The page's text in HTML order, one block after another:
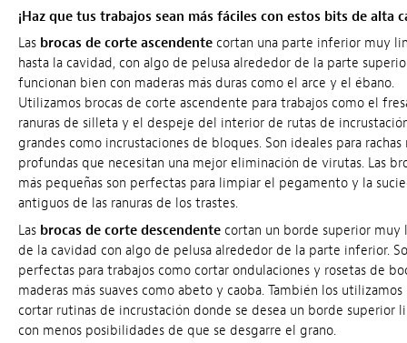
¡Haz que tus trabajos sean más fáciles con estos bits de alta
Las brocas de corte ascendente cortan una parte inferior muy
hasta la cavidad, con algo de pelusa alrededor de la parte
funcionan bien con maderas más duras como el arce y el ébano.
Utilizamos brocas de corte ascendente para trabajos como el
ranuras de silleta y el despeje del interior de rutas de
grandes como incrustaciones de bloques. Son ideales para rachas
profundas que necesitan una mejor eliminación de virutas. Las
más pequeñas son perfectas para limpiar el pegamento y la
antiguos de las ranuras de los trastes.
Las brocas de corte descendente cortan un borde superior muy
de la cavidad con algo de pelusa alrededor de la parte inferior.
perfectas para trabajos como cortar ondulaciones y rosetas de
maderas más suaves como abeto y caoba. También los utilizamos
cortar rutinas de incrustación donde se desea un borde superior
con menos posibilidades de que se desgarre el grano.